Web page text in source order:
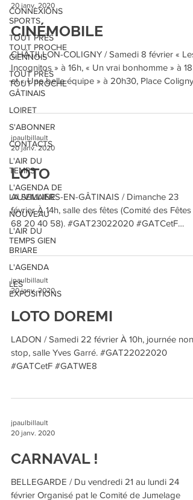
CONNEXIONS
SPORTS
TOUT PRÈS
TOUT PROCHE
GIENNOIS
TOUT PRÈS
TOUT PROCHE
GÂTINAIS
LOIRET
S'ABONNER
CONTACTS
L'AIR DU
TEMPS
L'AGENDA DE
LA SEMAINE
NOUVEAU
L'AIR DU
TEMPS GIEN
BRIARE
L'AGENDA
LES
EXPOSITIONS
20 janv. 2020
CINÉMOBILE
CHÂTILLON-COLIGNY / Samedi 8 février « Les
Incognitos » à 16h, « Un vrai bonhomme » à 18h
et « Une belle équipe » à 20h30, Place
jpaulbillault
20 janv. 2020
LOTO
AUVILLIERS-EN-GÂTINAIS / Dimanche 23
février À 14h, salle des fêtes (Comité des Fêtes
68 20 40 58). #GAT23022020 #GATCetF
#GATWE8
jpaulbillault
20 janv. 2020
LOTO DOREMI
LADON / Samedi 22 février À 10h, journée non-
stop, salle Yves Garré. #GAT22022020
#GATCetF #GATWE8
jpaulbillault
20 janv. 2020
CARNAVAL !
BELLEGARDE / Du vendredi 21 au lundi 24
février Organisé pat le Comité de Jumelage